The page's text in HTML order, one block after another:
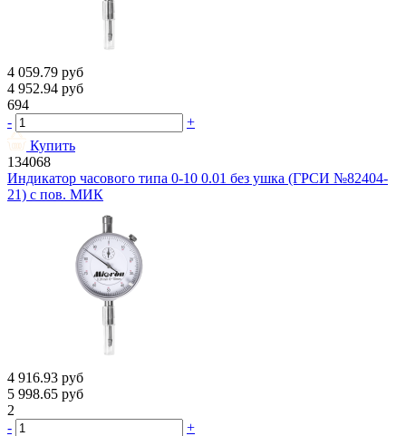
4 059.79 руб
4 952.94 руб
694
-
+
Купить
134068
Индикатор часового типа 0-10 0.01 без ушка (ГРСИ №82404-
21) с пов. МИК
4 916.93 руб
5 998.65 руб
2
-
+